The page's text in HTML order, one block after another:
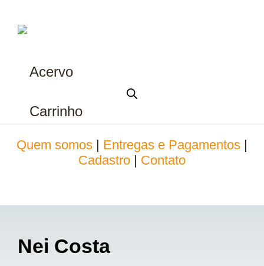
Acervo
Carrinho
Quem somos Entregas e Pagamentos
Cadastro
Contato
Nei Costa